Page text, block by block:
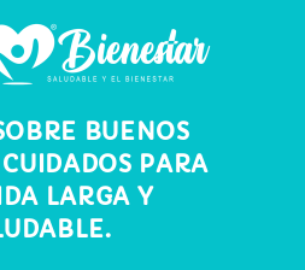
BUENOS
PARA
LARGA Y